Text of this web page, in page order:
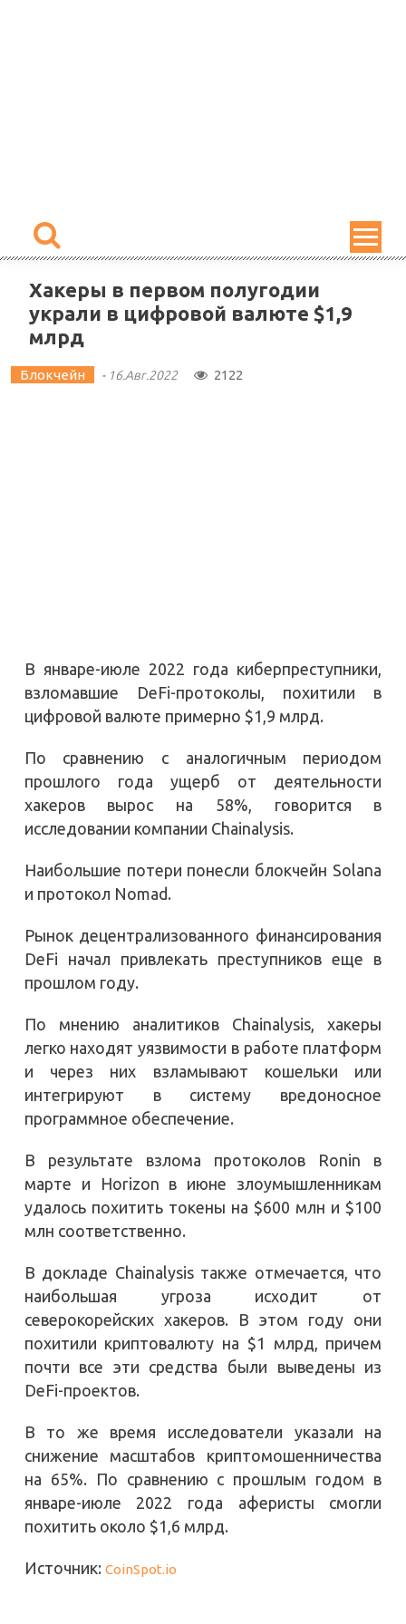
Хакеры в первом полугодии
украли в цифровой валюте $1,9
млрд
Блокчейн - 16.Авг.2022 2122
В январе-июле 2022 года киберпреступники,
взломавшие DeFi-протоколы, похитили в
цифровой валюте примерно $1,9 млрд.
По сравнению с аналогичным периодом
прошлого года ущерб от деятельности
хакеров вырос на 58%, говорится в
исследовании компании Chainalysis.
Наибольшие потери понесли блокчейн Solana
и протокол Nomad.
Рынок децентрализованного финансирования
DeFi начал привлекать преступников еще в
прошлом году.
По мнению аналитиков Chainalysis, хакеры
легко находят уязвимости в работе платформ
и через них взламывают кошельки или
интегрируют в систему вредоносное
программное обеспечение.
В результате взлома протоколов Ronin в
марте и Horizon в июне злоумышленникам
удалось похитить токены на $600 млн и $100
млн соответственно.
В докладе Chainalysis также отмечается, что
наибольшая угроза исходит от
северокорейских хакеров. В этом году они
похитили криптовалюту на $1 млрд, причем
почти все эти средства были выведены из
DeFi-проектов.
В то же время исследователи указали на
снижение масштабов криптомошенничества
на 65%. По сравнению с прошлым годом в
январе-июле 2022 года аферисты смогли
похитить около $1,6 млрд.
Источник: CoinSpot.io